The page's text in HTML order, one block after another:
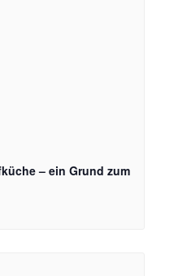
– ein Grund zum